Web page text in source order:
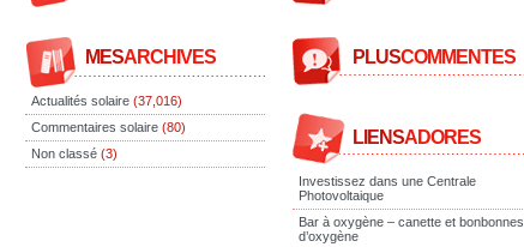
MESARCHIVES
Actualités solaire (37,016)
Commentaires solaire (80)
Non classé (3)
PLUSCOMMENTES
LIENSADORES
Investissez dans une Centrale
Photovoltaique
Bar à oxygène – canette et bonbonnes
d’oxygène